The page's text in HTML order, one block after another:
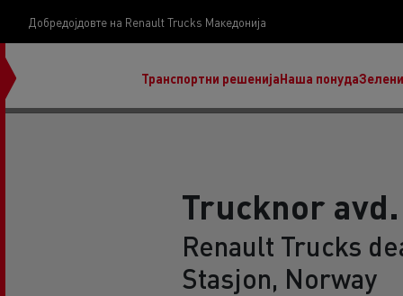
Добредојдовте на Renault Trucks Македонија
Транспортни решенијаНаша понуда
нашата визија
Koji kamion na alternativnu energiju je pravi za
Trucknor
Renault Trucks
Stasjon, Norway